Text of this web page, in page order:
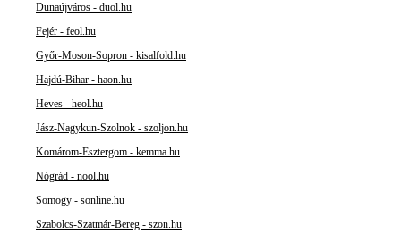
Dunaújváros - duol.hu
Fejér - feol.hu
Győr-Moson-Sopron - kisalfold.hu
Hajdú-Bihar - haon.hu
Heves - heol.hu
Jász-Nagykun-Szolnok - szoljon.hu
Komárom-Esztergom - kemma.hu
Nógrád - nool.hu
Somogy - sonline.hu
Szabolcs-Szatmár-Bereg - szon.hu